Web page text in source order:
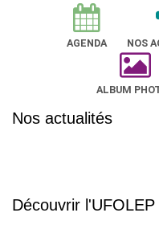
AGENDA NOS
ALBUM
Nos actualités
Découvrir l'UFOLEP